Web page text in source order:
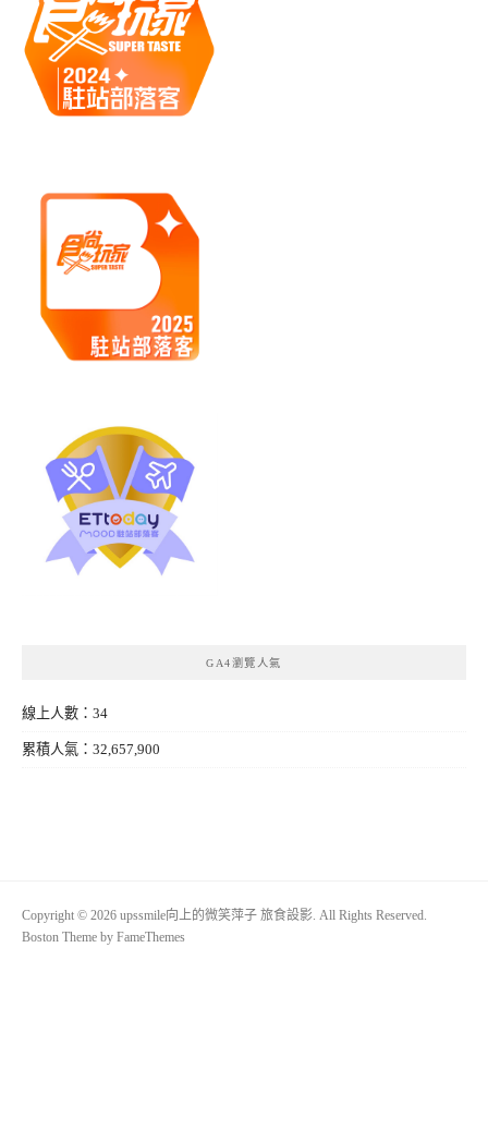
GA4瀏覽人氣
線上人數：34
累積人氣：32,657,900
Copyright © 2026 upssmile向上的微笑萍子 旅食設影. All Rights Reserved.
Boston Theme by FameThemes